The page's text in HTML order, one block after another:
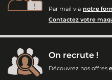
Par mail via notre
Contactez votre
On recrute !
Découvrez nos offres